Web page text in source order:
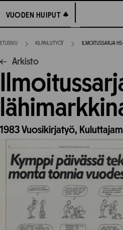
suoraan
sisältöön
VUODEN HUIPUT
VUODEN HUIPUT
ETUSIVU KILPAILUTYÖT ILMOITUSSARJA
Arkisto
1983Vuosikirjatyö,